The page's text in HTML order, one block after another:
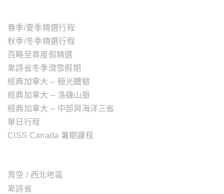
春季/夏季精選行程
秋季/冬季精選行程
百略至尊度假精選
卑詩省冬季滑雪假期
經典加拿大 – 極光體驗
經典加拿大 – 洛磯山脈
經典加拿大 – 中部與海洋三省
單日行程
CISS Canada 暑期課程
育空 / 西北地區
卑詩省